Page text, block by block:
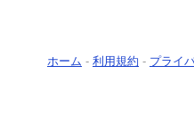
ホーム - 利用規約 - プライ